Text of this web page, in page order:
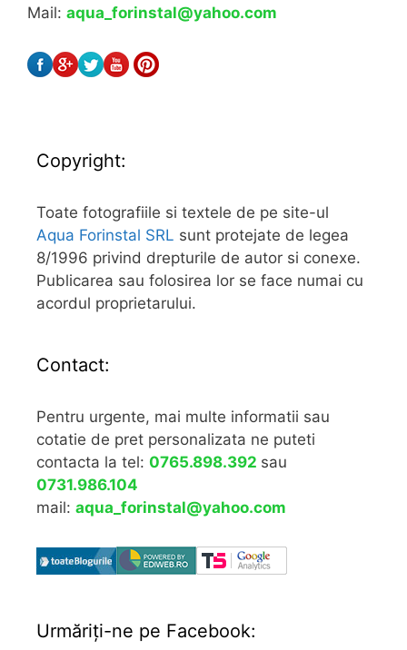
Mail: aqua_forinstal@yahoo.com
Copyright:
Toate fotografiile si textele de pe site-ul
Aqua Forinstal SRL sunt protejate de legea
8/1996 privind drepturile de autor si conexe.
Publicarea sau folosirea lor se face numai cu
acordul proprietarului.
Contact:
Pentru urgente, mai multe informatii sau
cotatie de pret personalizata ne puteti
contacta la tel: 0765.898.392 sau
0731.986.104
mail: aqua_forinstal@yahoo.com
Urmăriţi-ne pe Facebook: